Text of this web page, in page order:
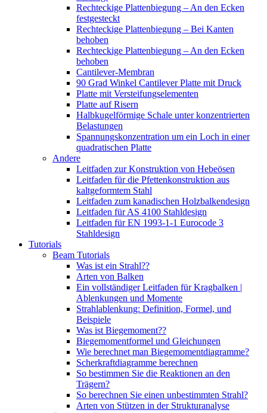
Rechteckige Plattenbiegung – An den Ecken
festgesteckt
Rechteckige Plattenbiegung – Bei Kanten
behoben
Rechteckige Plattenbiegung – An den Ecken
behoben
Cantilever-Membran
90 Grad Winkel Cantilever Platte mit Druck
Platte mit Versteifungselementen
Platte auf Risern
Halbkugelförmige Schale unter konzentrierten
Belastungen
Spannungskonzentration um ein Loch in einer
quadratischen Platte
Andere
Leitfaden zur Konstruktion von Hebeösen
Leitfaden für die Pfettenkonstruktion aus
kaltgeformtem Stahl
Leitfaden zum kanadischen Holzbalkendesign
Leitfaden für AS 4100 Stahldesign
Leitfaden für EN 1993-1-1 Eurocode 3
Stahldesign
Tutorials
Beam Tutorials
Was ist ein Strahl??
Arten von Balken
Ein vollständiger Leitfaden für Kragbalken |
Ablenkungen und Momente
Strahlablenkung: Definition, Formel, und
Beispiele
Was ist Biegemoment??
Biegemomentformel und Gleichungen
Wie berechnet man Biegemomentdiagramme?
Scherkraftdiagramme berechnen
So bestimmen Sie die Reaktionen an den
Trägern?
So berechnen Sie einen unbestimmten Strahl?
Arten von Stützen in der Strukturanalyse